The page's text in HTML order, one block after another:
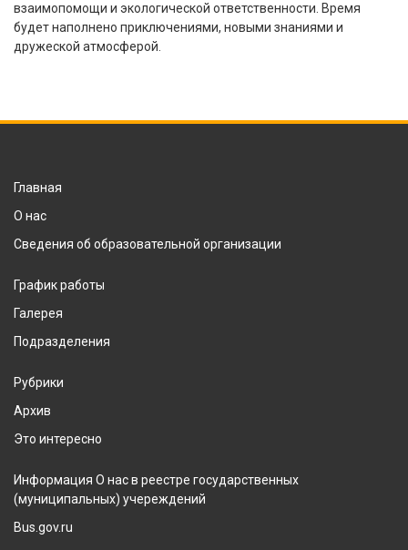
взаимопомощи и экологической ответственности. Время
будет наполнено приключениями, новыми знаниями и
дружеской атмосферой.
Главная
О нас
Сведения об образовательной организации
График работы
Галерея
Подразделения
Рубрики
Архив
Это интересно
Информация О нас в реестре государственных
(муниципальных) учереждений
Bus.gov.ru